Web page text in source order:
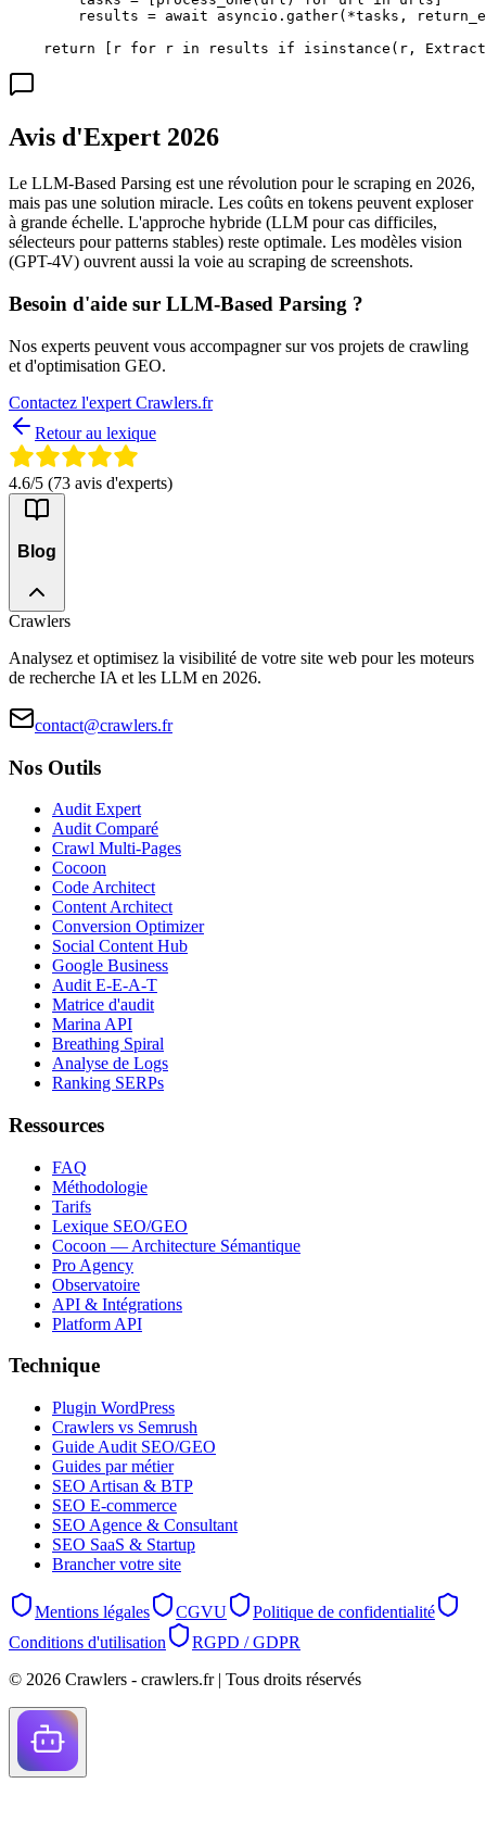
results = await asyncio.gather(*tasks,
return [r for r in results if isinstance(r,
Avis d'Expert 2026
Le LLM-Based Parsing est une révolution pour le scraping en 2026,
mais pas une solution miracle. Les coûts en tokens peuvent exploser
à grande échelle. L'approche hybride (LLM pour cas difficiles,
sélecteurs pour patterns stables) reste optimale. Les modèles vision
(GPT-4V) ouvrent aussi la voie au scraping de screenshots.
Besoin d'aide sur LLM-Based Parsing ?
Nos experts peuvent vous accompagner sur vos projets de crawling
et d'optimisation GEO.
Contactez l'expert Crawlers.fr
Retour au lexique
4.6/5 (73 avis d'experts)
Blog
Crawlers
Analysez et optimisez la visibilité de votre site web pour les moteurs
de recherche IA et les LLM en 2026.
contact@crawlers.fr
Nos Outils
Audit Expert
Audit Comparé
Crawl Multi-Pages
Cocoon
Code Architect
Content Architect
Conversion Optimizer
Social Content Hub
Google Business
Audit E-E-A-T
Matrice d'audit
Marina API
Breathing Spiral
Analyse de Logs
Ranking SERPs
Ressources
FAQ
Méthodologie
Tarifs
Lexique SEO/GEO
Cocoon — Architecture Sémantique
Pro Agency
Observatoire
API & Intégrations
Platform API
Technique
Plugin WordPress
Crawlers vs Semrush
Guide Audit SEO/GEO
Guides par métier
SEO Artisan & BTP
SEO E-commerce
SEO Agence & Consultant
SEO SaaS & Startup
Brancher votre site
Mentions légales CGVU
Politique de confidentialité
Conditions d'utilisation
RGPD / GDPR
© 2026 Crawlers - crawlers.fr | Tous droits réservés